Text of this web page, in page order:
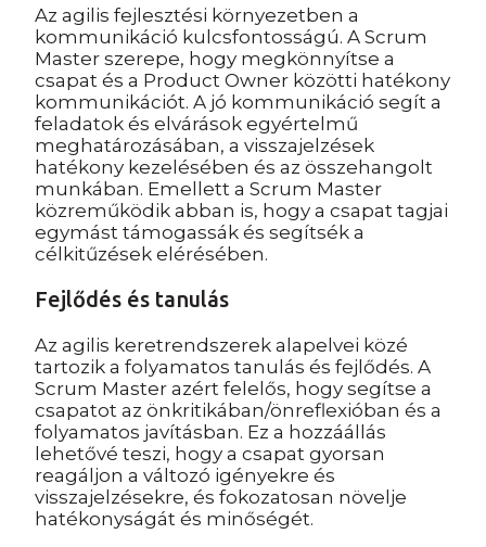
Az agilis fejlesztési környezetben a
kommunikáció kulcsfontosságú. A Scrum
Master szerepe, hogy megkönnyítse a
csapat és a Product Owner közötti hatékony
kommunikációt. A jó kommunikáció segít a
feladatok és elvárások egyértelmű
meghatározásában, a visszajelzések
hatékony kezelésében és az összehangolt
munkában. Emellett a Scrum Master
közreműködik abban is, hogy a csapat tagjai
egymást támogassák és segítsék a
célkitűzések elérésében.
Fejlődés és tanulás
Az agilis keretrendszerek alapelvei közé
tartozik a folyamatos tanulás és fejlődés. A
Scrum Master azért felelős, hogy segítse a
csapatot az önkritikában/önreflexióban és a
folyamatos javításban. Ez a hozzáállás
lehetővé teszi, hogy a csapat gyorsan
reagáljon a változó igényekre és
visszajelzésekre, és fokozatosan növelje
hatékonyságát és minőségét.